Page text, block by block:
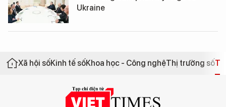
Ukraine
Xã hội sốKinh tế sốKhoa học - Công nghệThị trường số